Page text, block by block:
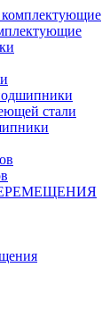
стали